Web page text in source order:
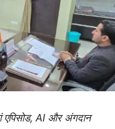
एपिसोड, AI और अंगदान